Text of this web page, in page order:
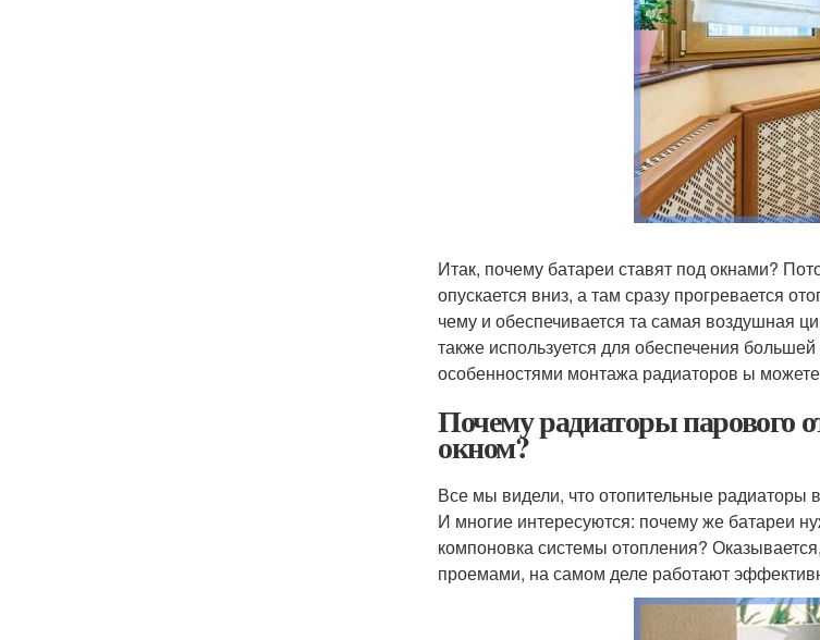
Итак, почему батареи ставят под окнами?
опускается вниз, а там сразу прогревается
чему и обеспечивается та самая воздушная
также используется для обеспечения
особенностями монтажа радиаторов ы
Почему радиаторы парового
окном?
Все мы видели, что отопительные
И многие интересуются: почему же батареи
компоновка системы отопления?
проемами, на самом деле работают